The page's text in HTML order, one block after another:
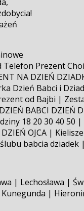
Prezent
NA DZIEŃ
Dzień Babci i
od Bajbi |
BABCI DZIEŃ
18 20 30 40 50
DZIEŃ OJCA |
babcia dziadek |
| Lechosława |
|